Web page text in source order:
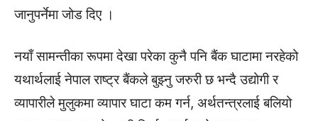
जानुपर्नेमा जोड दिए ।
नयाँ सामन्तीका रूपमा देखा परेका कुनै पनि बैंक घाटामा नरहेको
यथार्थलाई नेपाल राष्ट्र बैंकले बुझ्नु जरुरी छ भन्दै उद्योगी र
व्यापारीले मुलुकमा व्यापार घाटा कम गर्न, अर्थतन्त्रलाई बलियो